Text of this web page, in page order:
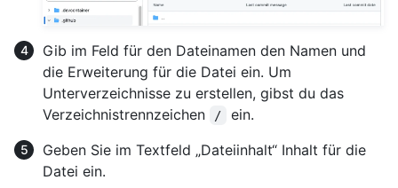
Gib im Feld für den Dateinamen den Namen und
die Erweiterung für die Datei ein. Um
Unterverzeichnisse zu erstellen, gibst du das
Verzeichnistrennzeichen
/
ein.
Geben Sie im Textfeld „Dateiinhalt“ Inhalt für die
Datei ein.